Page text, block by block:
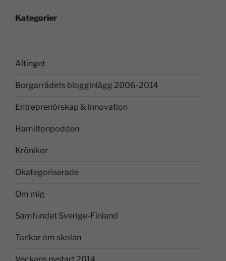
Kategorier
Altinget
Borgarrådets blogginlägg 2006-2014
Entreprenörskap & innovation
Hamiltonpodden
Krönikor
Okategoriserade
Om mig
Samfundet Sverige-Finland
Tankar om skolan